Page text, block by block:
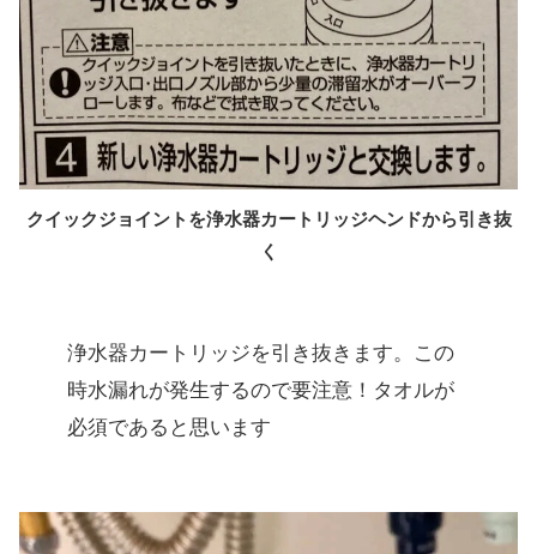
クイックジョイントを浄水器カートリッジヘンドから引き抜
く
浄水器カートリッジを引き抜きます。この
時水漏れが発生するので要注意！タオルが
必須であると思います